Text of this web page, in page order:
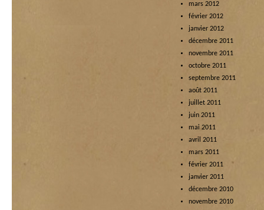
mars 2012
février 2012
janvier 2012
décembre 2011
novembre 2011
octobre 2011
septembre 2011
août 2011
juillet 2011
juin 2011
mai 2011
avril 2011
mars 2011
février 2011
janvier 2011
décembre 2010
novembre 2010